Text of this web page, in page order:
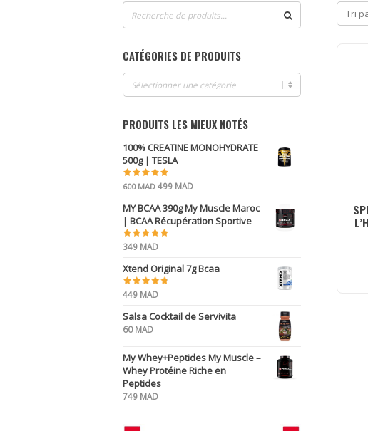
Recherche
pour :
CATÉGORIES DE PRODUITS
PRODUITS LES MIEUX NOTÉS
100% CREATINE MONOHYDRATE
500g | TESLA
600MAD Le
initial
était :
600 MAD.
499 MADLe
actuel
est :
MY BCAA 390g My Muscle Maroc
| BCAA Récupération Sportive
349 MAD
Xtend Original 7g Bcaa
449 MAD
Salsa Cocktail de Servivita
60MAD
My Whey+Peptides My Muscle –
Whey Protéine Riche en
Peptides
749 MAD